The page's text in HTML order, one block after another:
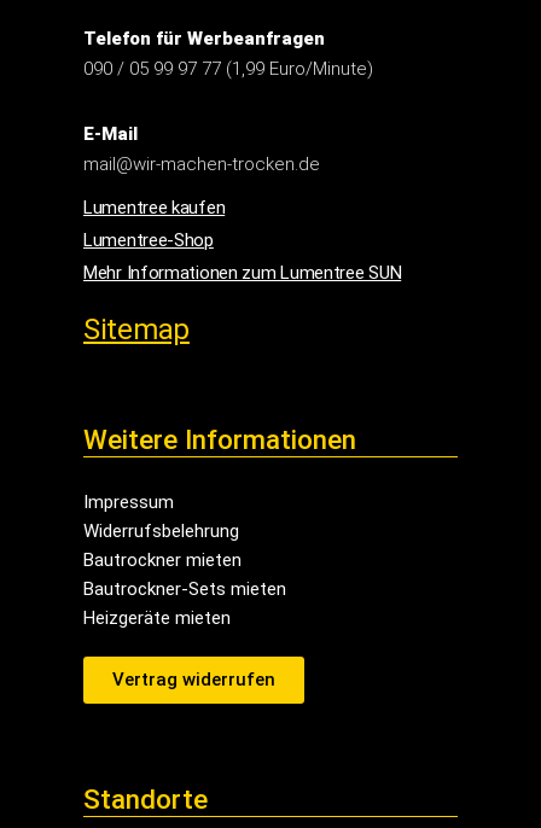
Telefon für Werbeanfragen
090 / 05 99 97 77 (1,99 Euro/Minute)
E-Mail
mail@wir-machen-trocken.de
Lumentree kaufen
Lumentree-Shop
Mehr Informationen zum Lumentree SUN
Sitemap
Weitere Informationen
Impressum
Widerrufsbelehrung
Bautrockner mieten
Bautrockner-Sets mieten
Heizgeräte mieten
Vertrag widerrufen
Standorte